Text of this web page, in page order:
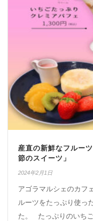
産直の新鮮なフルー
節のスイーツ」
2024年2月1日
アゴラマルシェのカフ
ルーツをたっぷり使っ
た。 たっぷりのいち